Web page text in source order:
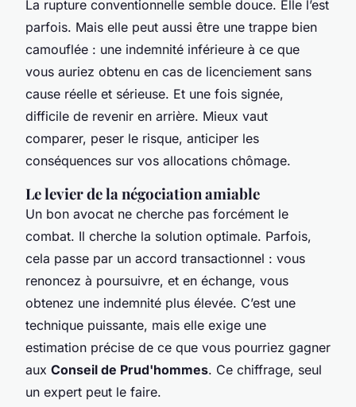
La rupture conventionnelle semble douce. Elle l’est
parfois. Mais elle peut aussi être une trappe bien
camouflée : une indemnité inférieure à ce que
vous auriez obtenu en cas de licenciement sans
cause réelle et sérieuse. Et une fois signée,
difficile de revenir en arrière. Mieux vaut
comparer, peser le risque, anticiper les
conséquences sur vos allocations chômage.
Le levier de la négociation amiable
Un bon avocat ne cherche pas forcément le
combat. Il cherche la solution optimale. Parfois,
cela passe par un accord transactionnel : vous
renoncez à poursuivre, et en échange, vous
obtenez une indemnité plus élevée. C’est une
technique puissante, mais elle exige une
estimation précise de ce que vous pourriez gagner
aux Conseil de Prud'hommes. Ce chiffrage, seul
un expert peut le faire.